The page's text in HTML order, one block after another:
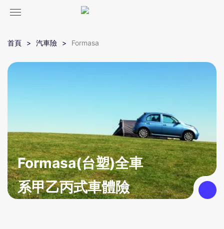
首頁 汽車險 Formasa
Formasa(台塑)全車
系甲乙丙式車體險